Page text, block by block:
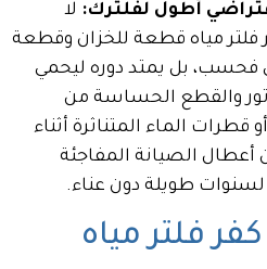
أطول لفلترك: لا
فلتر مياه قطعة للخزان وقطعة
فحسب، بل يمتد دوره ليحمي
والقطع الحساسة من
الماء المتناثرة أثناء
أعطال الصيانة المفاجئة
طويلة دون عناء.
فلتر مياه